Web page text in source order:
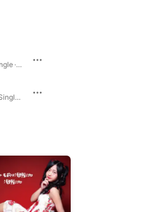
あなたがOnly You - Single · 2020年
私の名前は浅野彩加 - Single · 2020年